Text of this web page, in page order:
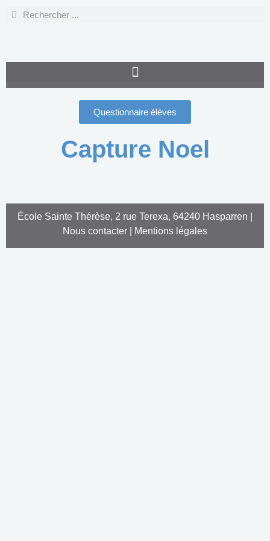
Questionnaire élèves
Capture Noel
École Sainte Thérèse, 2 rue Terexa, 64240 Hasparren |
Nous contacter
Mentions légales